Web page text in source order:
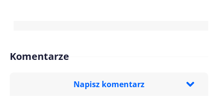
Komentarze
Napisz komentarz